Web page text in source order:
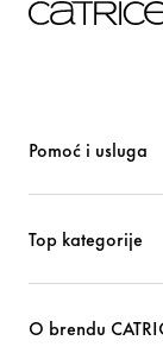
Pomoć i usluga
Top kategorije
O brendu